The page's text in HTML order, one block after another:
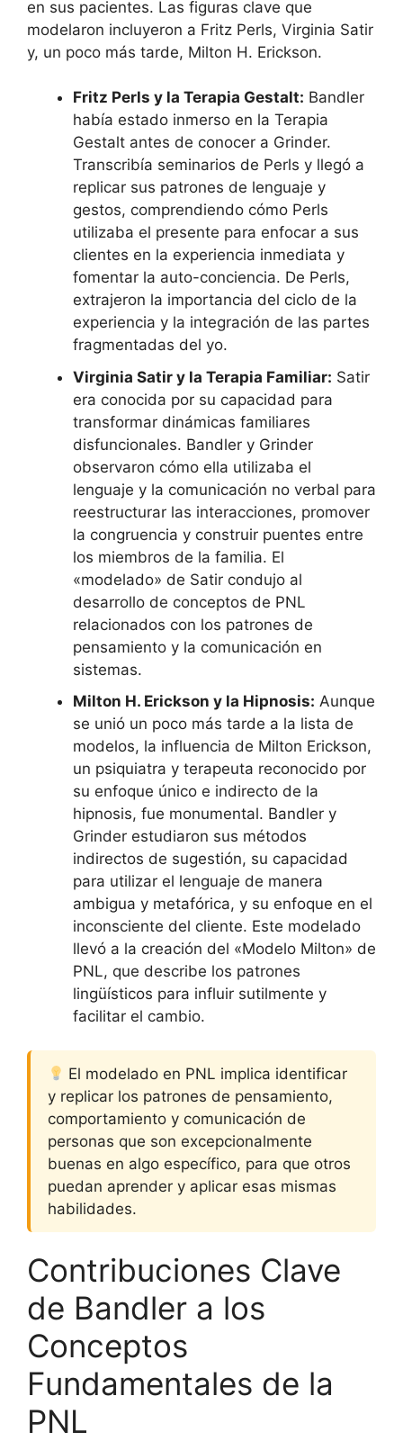
en sus pacientes. Las figuras clave que
modelaron incluyeron a Fritz Perls, Virginia Satir
y, un poco más tarde, Milton H. Erickson.
Fritz Perls y la Terapia Gestalt: Bandler
había estado inmerso en la Terapia
Gestalt antes de conocer a Grinder.
Transcribía seminarios de Perls y llegó a
replicar sus patrones de lenguaje y
gestos, comprendiendo cómo Perls
utilizaba el presente para enfocar a sus
clientes en la experiencia inmediata y
fomentar la auto-conciencia. De Perls,
extrajeron la importancia del ciclo de la
experiencia y la integración de las partes
fragmentadas del yo.
Virginia Satir y la Terapia Familiar: Satir
era conocida por su capacidad para
transformar dinámicas familiares
disfuncionales. Bandler y Grinder
observaron cómo ella utilizaba el
lenguaje y la comunicación no verbal para
reestructurar las interacciones, promover
la congruencia y construir puentes entre
los miembros de la familia. El
«modelado» de Satir condujo al
desarrollo de conceptos de PNL
relacionados con los patrones de
pensamiento y la comunicación en
sistemas.
Milton H. Erickson y la Hipnosis: Aunque
se unió un poco más tarde a la lista de
modelos, la influencia de Milton Erickson,
un psiquiatra y terapeuta reconocido por
su enfoque único e indirecto de la
hipnosis, fue monumental. Bandler y
Grinder estudiaron sus métodos
indirectos de sugestión, su capacidad
para utilizar el lenguaje de manera
ambigua y metafórica, y su enfoque en el
inconsciente del cliente. Este modelado
llevó a la creación del «Modelo Milton» de
PNL, que describe los patrones
lingüísticos para influir sutilmente y
facilitar el cambio.
El modelado en PNL implica identificar
y replicar los patrones de pensamiento,
comportamiento y comunicación de
personas que son excepcionalmente
buenas en algo específico, para que otros
puedan aprender y aplicar esas mismas
habilidades.
Contribuciones Clave
de Bandler a los
Conceptos
Fundamentales de la
PNL